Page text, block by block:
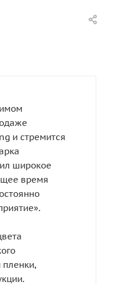
и стремится
широкое
время
пленки,